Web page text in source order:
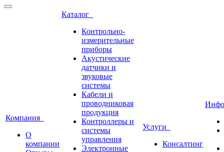
Компания
О
компании
Каталог
Контрольно-
измерительные
приборы
Акустические
датчики и
звуковые
системы
Кабели и
проводниковая
продукция
Контроллеры и
системы
управления
Электронные
Услуги
Консалтинг